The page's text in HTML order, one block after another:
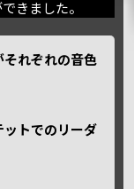
きました。
れぞれの音色
トでのリーダ